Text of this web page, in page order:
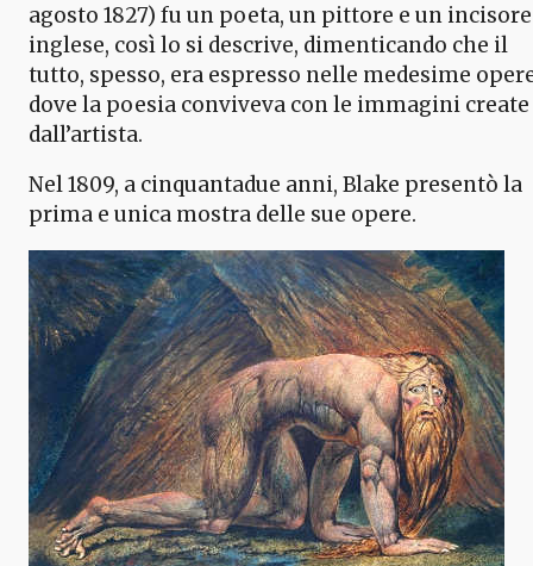
agosto 1827) fu un poeta, un pittore e un incisore
inglese, così lo si descrive, dimenticando che il
tutto, spesso, era espresso nelle medesime
dove la poesia conviveva con le immagini create
dall’artista.
Nel 1809, a cinquantadue anni, Blake presentò la
prima e unica mostra delle sue opere.